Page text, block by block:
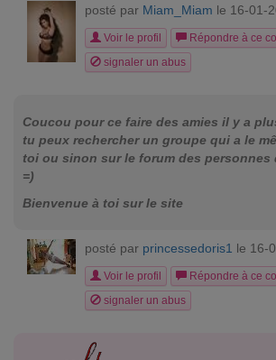
posté par Miam_Miam le 16-01-
Voir le profil
Répondre à ce
signaler un abus
Coucou pour ce faire des amies il y a
tu peux rechercher un groupe qui a le
toi ou sinon sur le forum des personnes
=)
Bienvenue à toi sur le site
posté par princessedoris1 le 16-
Voir le profil
Répondre à ce
signaler un abus